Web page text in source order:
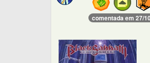
comentada em 27/